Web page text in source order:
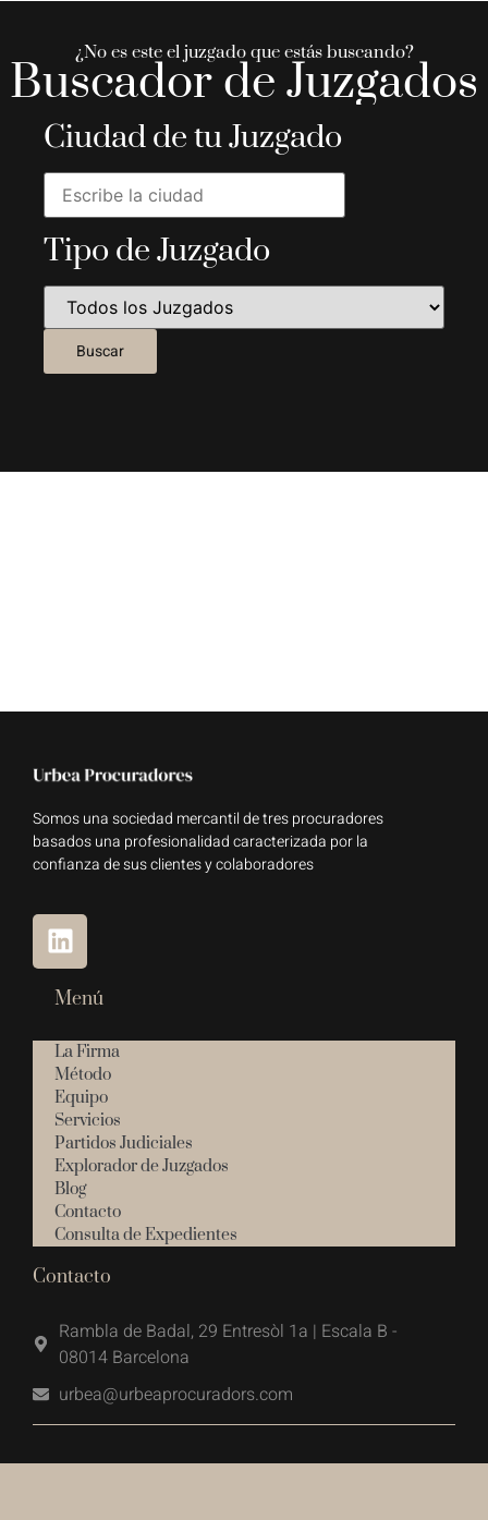
¿No es este el juzgado que estás buscando?
Buscador de Juzgados
Ciudad de tu Juzgado
Tipo de Juzgado
Somos una sociedad mercantil de tres procuradores
basados una profesionalidad caracterizada por la
confianza de sus clientes y colaboradores
Menú
La Firma
Método
Equipo
Servicios
Partidos Judiciales
Explorador de Juzgados
Blog
Contacto
Consulta de Expedientes
Contacto
Rambla de Badal, 29 Entresòl 1a | Escala B -
08014 Barcelona
urbea@urbeaprocuradors.com